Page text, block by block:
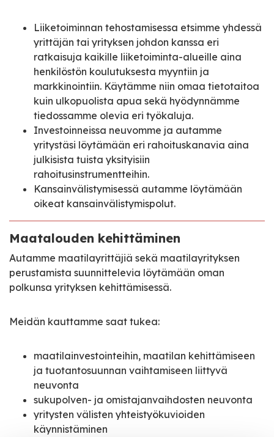
Liiketoiminnan tehostamisessa etsimme yhdessä
yrittäjän tai yrityksen johdon kanssa eri
ratkaisuja kaikille liiketoiminta-alueille aina
henkilöstön koulutuksesta myyntiin ja
markkinointiin. Käytämme niin omaa tietotaitoa
kuin ulkopuolista apua sekä hyödynnämme
tiedossamme olevia eri työkaluja.
Investoinneissa neuvomme ja autamme
yritystäsi löytämään eri rahoituskanavia aina
julkisista tuista yksityisiin
rahoitusinstrumentteihin.
Kansainvälistymisessä autamme löytämään
oikeat kansainvälistymispolut.
Maatalouden kehittäminen
Autamme maatilayrittäjiä sekä maatilayrityksen
perustamista suunnittelevia löytämään oman
polkunsa yrityksen kehittämisessä.
Meidän kauttamme saat tukea:
maatilainvestointeihin, maatilan kehittämiseen
ja tuotantosuunnan vaihtamiseen liittyvä
neuvonta
sukupolven- ja omistajanvaihdosten neuvonta
yritysten välisten yhteistyökuvioiden
käynnistäminen